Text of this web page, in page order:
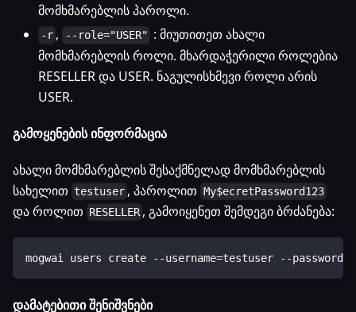
მომხმარებლის პაროლი.
-r , --role="USER" : მიუთითეთ ახალი
მომხმარებლის როლი. მხარდაჭერილი როლებია
RESELLER და USER. ნაგულისხმევი როლი არის
USER.
გამოყენების ინფორმაცია
ახალი მომხმარებლის შესაქმნელად მომხმარებლის
სახელით testuser , პაროლით My$ecretPassword123
და როლით RESELLER , გამოიყენეთ შემდეგი ბრძანება:
mogwai users create --username=testuser --
დამატებითი შენიშვნები